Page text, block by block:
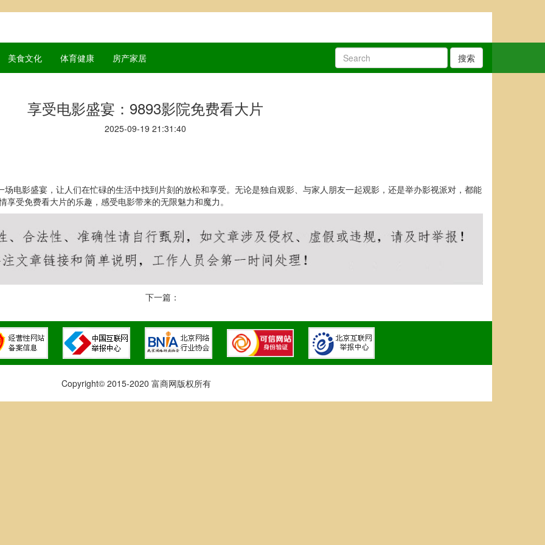
美食文化 体育健康 房产家居 搜索
享受电影盛宴：9893影院免费看大片
2025-09-19 21:31:40
电影盛宴，让人们在忙碌的生活中找到片刻的放松和享受。无论是独自观影、与家人朋友一起观影，还是举办影视派对，都能
受免费看大片的乐趣，感受电影带来的无限魅力和魔力。
下一篇：
Copyright© 2015-2020 富商网版权所有